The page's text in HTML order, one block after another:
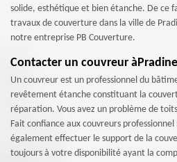
solide, esthétique et bien étanche. De ce
travaux de couverture dans la ville de
notre entreprise PB Couverture.
Contacter un couvreur
Un couvreur est un professionnel du
revêtement étanche constituant la
réparation. Vous avez un problème de
Fait confiance aux couvreurs
également effectuer le support de la
toujours à votre disponibilité ayant la